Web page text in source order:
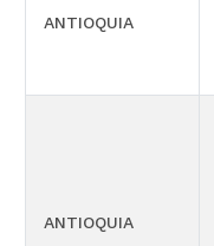
ANTIOQUIA
ANTIOQUIA